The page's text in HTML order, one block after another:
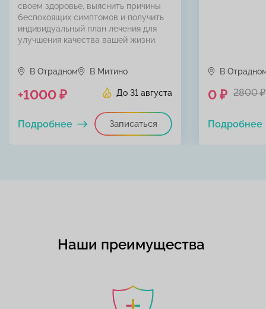
своем здоровье, выяснить причины
беспокоящих симптомов и получить
индивидуальный план лечения для
улучшения качества вашей жизни.
В Отрадном В Митино
До 31 августа
+1000 ₽
Записаться
Подробнее
В
0 ₽ 2800 ₽
Подробнее
Наши преимущества